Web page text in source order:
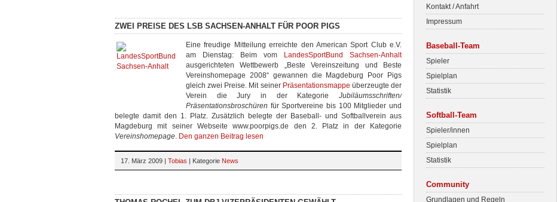
ZWEI PREISE DES LSB SACHSEN-ANHALT FÜR POOR PIGS
Eine freudige Mitteilung erreichte den American Sport Club e.V.
am Dienstag: Beim vom
LandesSportBund Sachsen-Anhalt
ausgerichteten Wettbewerb „Beste Vereinszeitung und Beste
Vereinshomepage 2008“ gewannen die Magdeburg Poor Pigs
gleich zwei Preise. Mit seiner Präsentationsmappe überzeugte der
Verein die Jury in der Kategorie Jubiläumsschriften/
Präsentationsbroschüren für Sportvereine bis 100 Mitglieder und
belegte damit den 1. Platz. Zusätzlich belegte der Baseball- und Softballverein aus
Magdeburg mit seiner Webseite www.poorpigs.de den 2. Platz in der Kategorie
Vereinshomepage. Den ganzen Beitrag lesen
17. März 2009 | Tobias | Kategorie News
Kontakt / Anfahrt
Impressum
Baseball-Team
Spieler
Spielplan
Statistik
Softball-Team
Spieler/innen
Spielplan
Statistik
Community
Grundlagen und Regeln